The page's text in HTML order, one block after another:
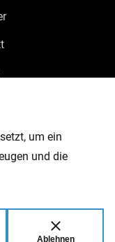
um ein
und die
Ablehnen